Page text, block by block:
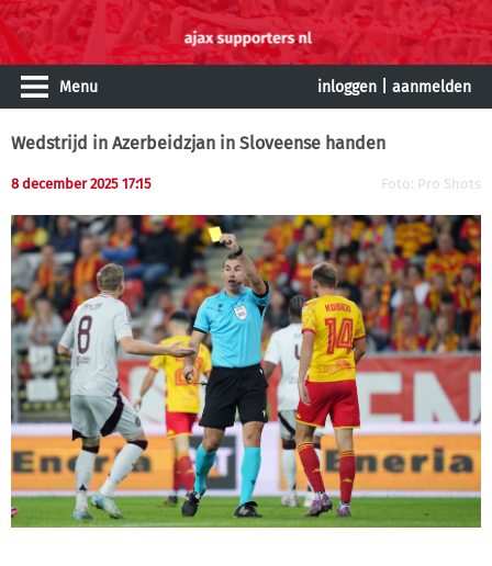
Menu inloggen aanmelden
Wedstrijd in Azerbeidzjan in Sloveense handen
8 december 2025 17:15 Foto: Pro Shots